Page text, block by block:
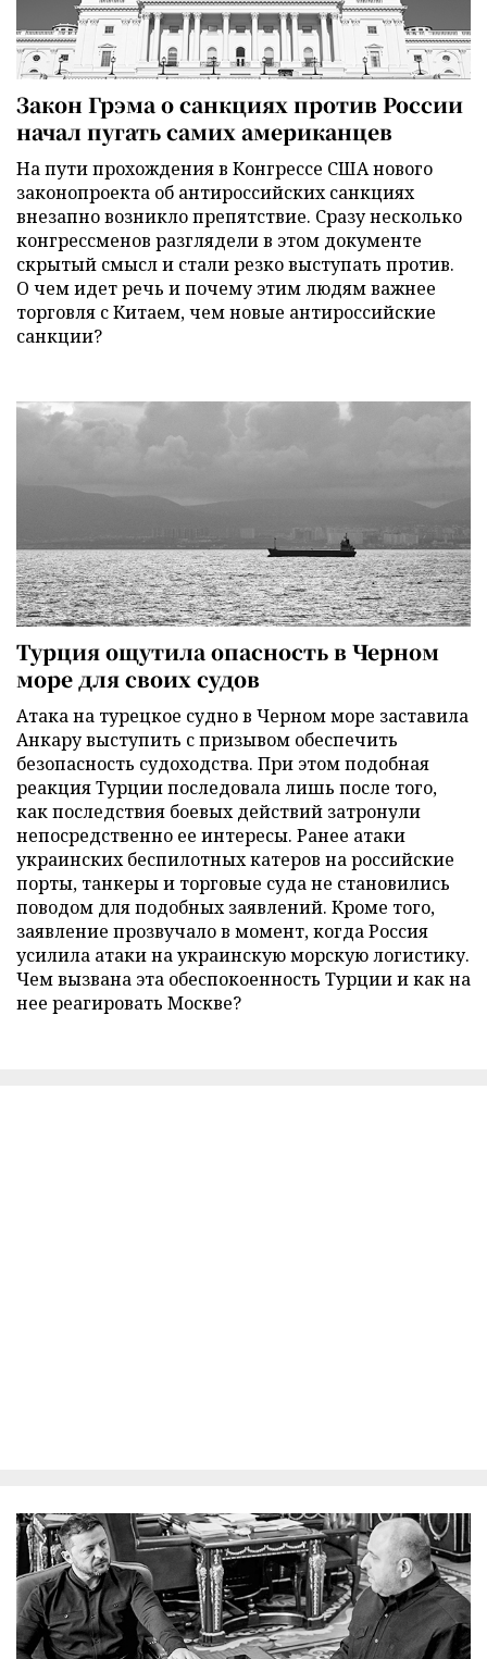
Закон Грэма о санкциях против России
начал пугать самих американцев
На пути прохождения в Конгрессе США нового
законопроекта об антироссийских санкциях
внезапно возникло препятствие. Сразу несколько
конгрессменов разглядели в этом документе
скрытый смысл и стали резко выступать против.
О чем идет речь и почему этим людям важнее
торговля с Китаем, чем новые антироссийские
санкции?
Турция ощутила опасность в Черном
море для своих судов
Атака на турецкое судно в Черном море заставила
Анкару выступить с призывом обеспечить
безопасность судоходства. При этом подобная
реакция Турции последовала лишь после того,
как последствия боевых действий затронули
непосредственно ее интересы. Ранее атаки
украинских беспилотных катеров на российские
порты, танкеры и торговые суда не становились
поводом для подобных заявлений. Кроме того,
заявление прозвучало в момент, когда Россия
усилила атаки на украинскую морскую логистику.
Чем вызвана эта обеспокоенность Турции и как на
нее реагировать Москве?